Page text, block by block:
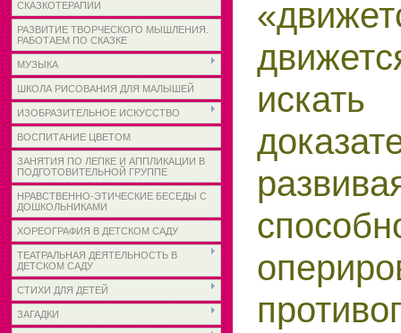
СКАЗКОТЕРАПИИ
РАЗВИТИЕ ТВОРЧЕСКОГО МЫШЛЕНИЯ.
РАБОТАЕМ ПО СКАЗКЕ
МУЗЫКА
ШКОЛА РИСОВАНИЯ ДЛЯ МАЛЫШЕЙ
ИЗОБРАЗИТЕЛЬНОЕ ИСКУССТВО
ВОСПИТАНИЕ ЦВЕТОМ
ЗАНЯТИЯ ПО ЛЕПКЕ И АППЛИКАЦИИ В
ПОДГОТОВИТЕЛЬНОЙ ГРУППЕ
НРАВСТВЕННО-ЭТИЧЕСКИЕ БЕСЕДЫ С
ДОШКОЛЬНИКАМИ
ХОРЕОГРАФИЯ В ДЕТСКОМ САДУ
ТЕАТРАЛЬНАЯ ДЕЯТЕЛЬНОСТЬ В
ДЕТСКОМ САДУ
СТИХИ ДЛЯ ДЕТЕЙ
ЗАГАДКИ